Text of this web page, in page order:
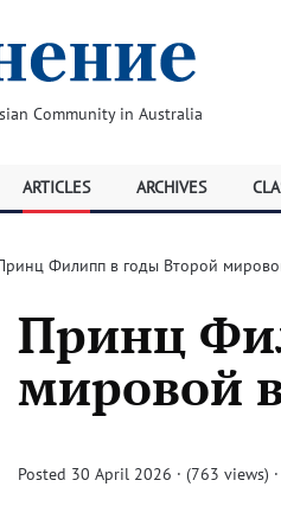
Community in Australia
ARTICLES ARCHIVES
Филипп в годы Второй
Принц
мировой
Posted 30 April 2026 · (763 views)